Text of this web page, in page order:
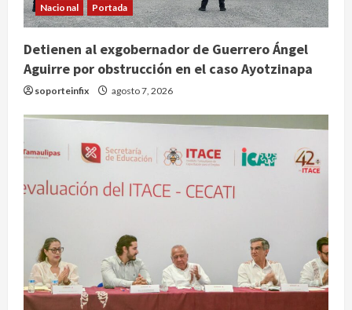
Nacional Portada
Detienen al exgobernador de Guerrero Ángel
Aguirre por obstrucción en el caso Ayotzinapa
soporteinfix agosto 7, 2026